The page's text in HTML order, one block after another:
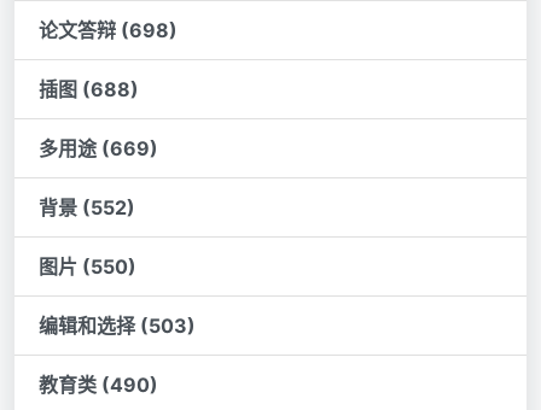
论文答辩 (698)
插图 (688)
多用途 (669)
背景 (552)
图片 (550)
编辑和选择 (503)
教育类 (490)